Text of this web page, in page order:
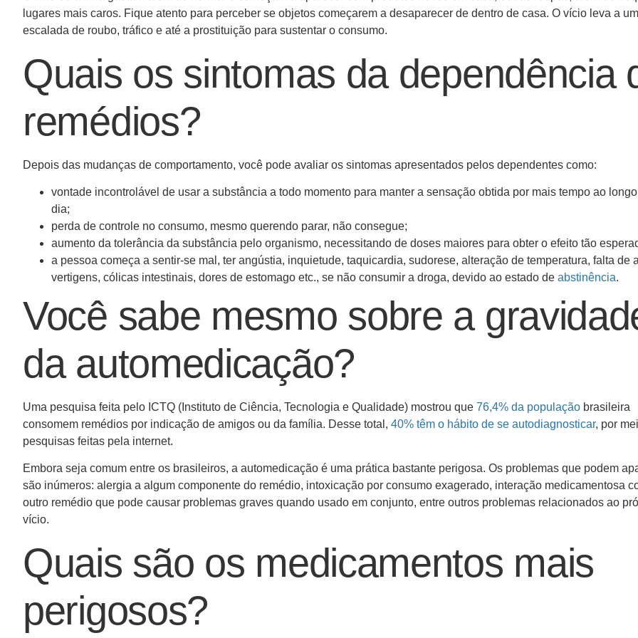
lugares mais caros. Fique atento para perceber se objetos começarem a desaparecer de dentro de casa. O vício leva a
escalada de roubo, tráfico e até a prostituição para sustentar o consumo.
Quais os sintomas da dependência
remédios?
Depois das mudanças de comportamento, você pode avaliar os sintomas apresentados pelos dependentes como:
vontade incontrolável de usar a substância a todo momento para manter a sensação obtida por mais tempo ao
dia;
perda de controle no consumo, mesmo querendo parar, não consegue;
aumento da tolerância da substância pelo organismo, necessitando de doses maiores para obter o efeito tão
a pessoa começa a sentir-se mal, ter angústia, inquietude, taquicardia, sudorese, alteração de temperatura, falta de
vertigens, cólicas intestinais, dores de estomago etc., se não consumir a droga, devido ao estado de abstinência.
Você sabe mesmo sobre a
da automedicação?
Uma pesquisa feita pelo ICTQ (Instituto de Ciência, Tecnologia e Qualidade) mostrou que 76,4% da população brasileira
consomem remédios por indicação de amigos ou da família. Desse total, 40% têm o hábito de se autodiagnosticar, por
pesquisas feitas pela internet.
Embora seja comum entre os brasileiros, a automedicação é uma prática bastante perigosa. Os problemas que podem
são inúmeros: alergia a algum componente do remédio, intoxicação por consumo exagerado, interação medicamentosa
outro remédio que pode causar problemas graves quando usado em conjunto, entre outros problemas relacionados ao
vício.
Quais são os medicamentos mais
perigosos?